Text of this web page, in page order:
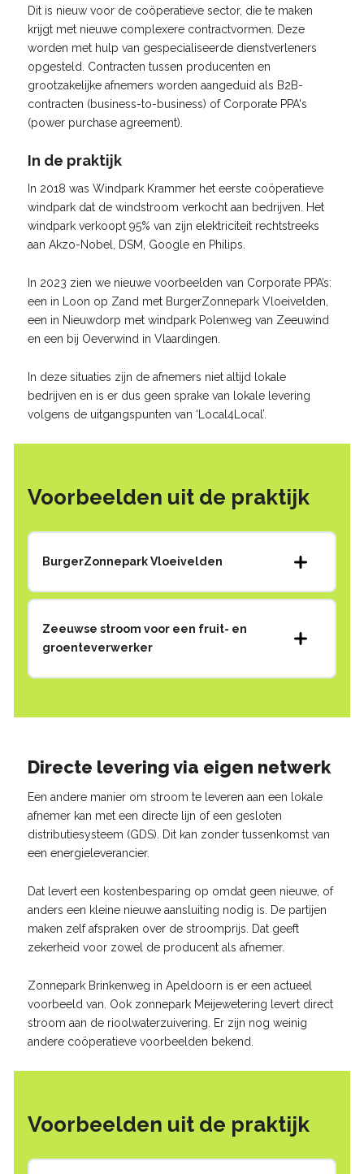
Dit is nieuw voor de coöperatieve sector, die te maken
krijgt met nieuwe complexere contractvormen. Deze
worden met hulp van gespecialiseerde dienstverleners
opgesteld. Contracten tussen producenten en
grootzakelijke afnemers worden aangeduid als B2B-
contracten (business-to-business) of Corporate PPA's
(power purchase agreement).
In de praktijk
In 2018 was Windpark Krammer het eerste coöperatieve
windpark dat de windstroom verkocht aan bedrijven. Het
windpark verkoopt 95% van zijn elektriciteit rechtstreeks
aan Akzo-Nobel, DSM, Google en Philips.
In 2023 zien we nieuwe voorbeelden van Corporate PPA’s:
een in Loon op Zand met BurgerZonnepark Vloeivelden,
een in Nieuwdorp met windpark Polenweg van Zeeuwind
en een bij Oeverwind in Vlaardingen.
In deze situaties zijn de afnemers niet altijd lokale
bedrijven en is er dus geen sprake van lokale levering
volgens de uitgangspunten van ‘Local4Local’.
Voorbeelden uit de praktijk
BurgerZonnepark Vloeivelden
Zeeuwse stroom voor een fruit- en
groenteverwerker
Directe levering via eigen netwerk
Een andere manier om stroom te leveren aan een lokale
afnemer kan met een directe lijn of een gesloten
distributiesysteem (GDS). Dit kan zonder tussenkomst van
een energieleverancier.
Dat levert een kostenbesparing op omdat geen nieuwe, of
anders een kleine nieuwe aansluiting nodig is. De partijen
maken zelf afspraken over de stroomprijs. Dat geeft
zekerheid voor zowel de producent als afnemer.
Zonnepark Brinkenweg in Apeldoorn is er een actueel
voorbeeld van. Ook zonnepark Meijewetering levert direct
stroom aan de rioolwaterzuivering. Er zijn nog weinig
andere coöperatieve voorbeelden bekend.
Voorbeelden uit de praktijk